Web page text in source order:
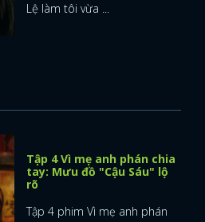
Lệ làm tôi vừa ...
Tập 4 Vì mẹ anh phán chia
tay: Mưu đồ "Cậu Sáu" lộ
rõ
Tập 4 phim Vì mẹ anh phán